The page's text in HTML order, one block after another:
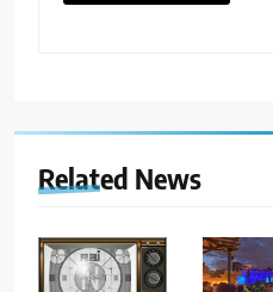
Related News